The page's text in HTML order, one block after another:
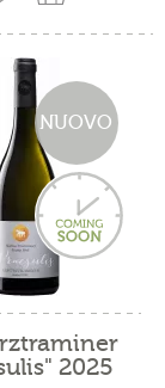
NUOVO
2025